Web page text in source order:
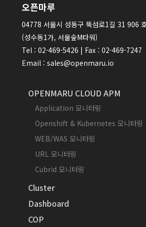
오픈마루
04778 서울시 성동구 뚝섬로1길 31 906
(성수동1가, 서울숲M타워)
Tel : 02-469-5426 | Fax : 02-469-7247
Email : sales@openmaru.io
OPENMARU CLOUD APM
Application 모니터링
Openshift & Kubernetes 모니터링
WEB/WAS 모니터링
URL 모니터링
Cubrid 모니터링
Cluster
Dashboard
COP